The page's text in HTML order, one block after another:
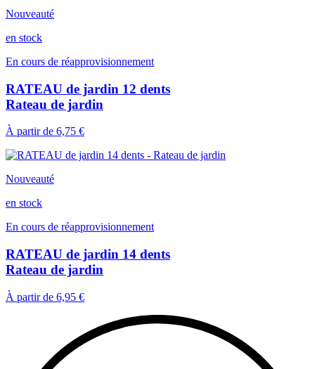
Nouveauté
en stock
En cours de réapprovisionnement
RATEAU de jardin 12 dents
Rateau de jardin
À partir de 6,75 €
Nouveauté
en stock
En cours de réapprovisionnement
RATEAU de jardin 14 dents
Rateau de jardin
À partir de 6,95 €